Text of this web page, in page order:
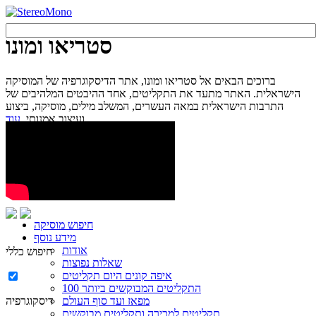
סטריאו ומונו
ברוכים הבאים אל סטריאו ומונו, אתר הדיסקוגרפיה של המוסיקה
הישראלית. האתר מתעד את התקליטים, אחד ההיבטים המלהיבים של
התרבות הישראלית במאה העשרים, המשלב מילים, מוסיקה, ביצוע
ועיצוב אמנותי.עוד...
חיפוש מוסיקה
מידע נוסף
אודות
שאלות נפוצות
איפה קונים היום תקליטים
100 התקליטים המבוקשים ביותר
מפאז ועד סוף העולם
תקליטים למכירה ותקליטים מבוקשים
חיפוש כללי
דיסקוגרפיה